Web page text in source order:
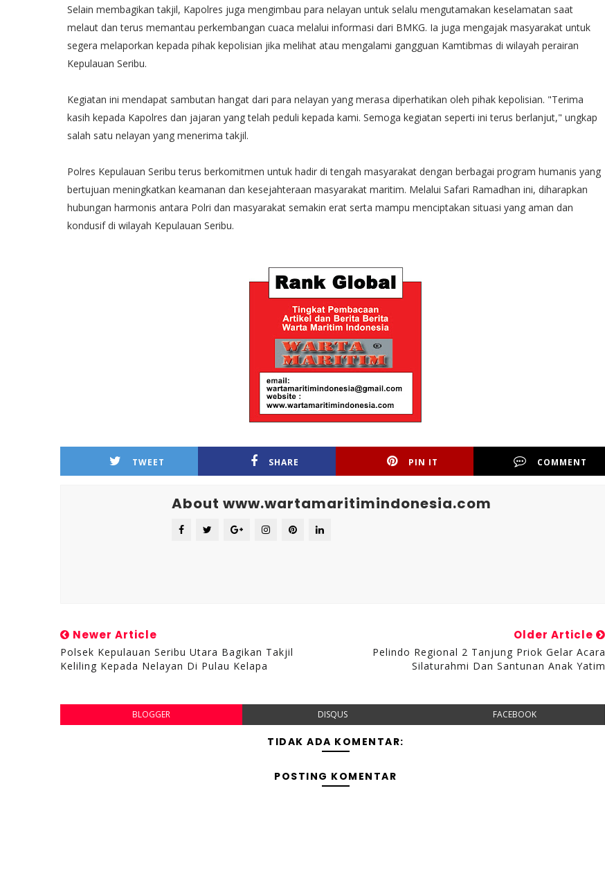
Selain membagikan takjil, Kapolres juga mengimbau para nelayan untuk selalu mengutamakan keselamatan saat
melaut dan terus memantau perkembangan cuaca melalui informasi dari BMKG. Ia juga mengajak masyarakat untuk
segera melaporkan kepada pihak kepolisian jika melihat atau mengalami gangguan Kamtibmas di wilayah perairan
Kepulauan Seribu.
Kegiatan ini mendapat sambutan hangat dari para nelayan yang merasa diperhatikan oleh pihak kepolisian. "Terima
kasih kepada Kapolres dan jajaran yang telah peduli kepada kami. Semoga kegiatan seperti ini terus berlanjut," ungkap
salah satu nelayan yang menerima takjil.
Polres Kepulauan Seribu terus berkomitmen untuk hadir di tengah masyarakat dengan berbagai program humanis yang
bertujuan meningkatkan keamanan dan kesejahteraan masyarakat maritim. Melalui Safari Ramadhan ini, diharapkan
hubungan harmonis antara Polri dan masyarakat semakin erat serta mampu menciptakan situasi yang aman dan
kondusif di wilayah Kepulauan Seribu.
TWEET SHARE PIN IT COMMENT
About www.wartamaritimindonesia.com
Newer Article
Polsek Kepulauan Seribu Utara Bagikan Takjil
Keliling Kepada Nelayan Di Pulau Kelapa
Older Article
Pelindo Regional 2 Tanjung Priok Gelar Acara
Silaturahmi Dan Santunan Anak Yatim
BLOGGER DISQUS FACEBOOK
TIDAK ADA KOMENTAR:
POSTING KOMENTAR